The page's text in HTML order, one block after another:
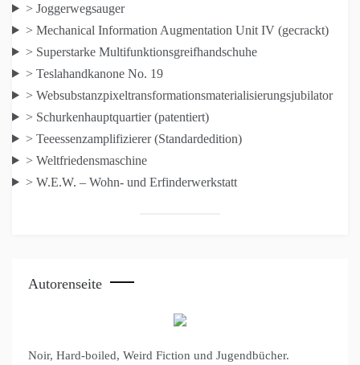
> Joggerwegsauger
> Mechanical Information Augmentation Unit IV (gecrackt)
> Superstarke Multifunktionsgreifhandschuhe
> Teslahandkanone No. 19
> Websubstanzpixeltransformationsmaterialisierungsjubilator
> Schurkenhauptquartier (patentiert)
> Teeessenzamplifizierer (Standardedition)
> Weltfriedensmaschine
> W.E.W. – Wohn- und Erfinderwerkstatt
Autorenseite
Noir, Hard-boiled, Weird Fiction und Jugendbücher.